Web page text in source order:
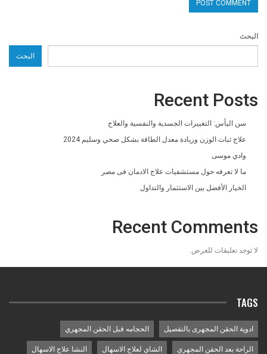
البحث
البحث
Recent Posts
سن اليأس: التغييرات الجسدية والنفسية والعلاج
علاج ثبات الوزن وزيادة معدل الطاقة بشكل صحي وسليم 2024
وادي موسى
ما لا تعرفه حول مستشفيات علاج الادمان فى مصر
الخيار الأفضل بين الاستثمار والتداول
Recent Comments
لا توجد تعليقات للعرض.
TAGS
ادوية الحقن المجهرى بالتفصيل الحجامه قبل الحقن المجهري
الراحة بعد الحقن المجهري الشاي لعلاج الاسهال النشا علاج الاسهال